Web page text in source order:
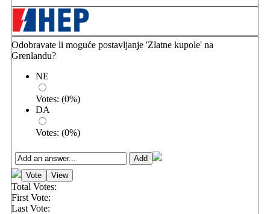
Odobravate li moguće postavljanje 'Zlatne kupole' na
Grenlandu?
NE
Votes: (0%)
DA
Votes: (0%)
Total Votes:
First Vote:
Last Vote: